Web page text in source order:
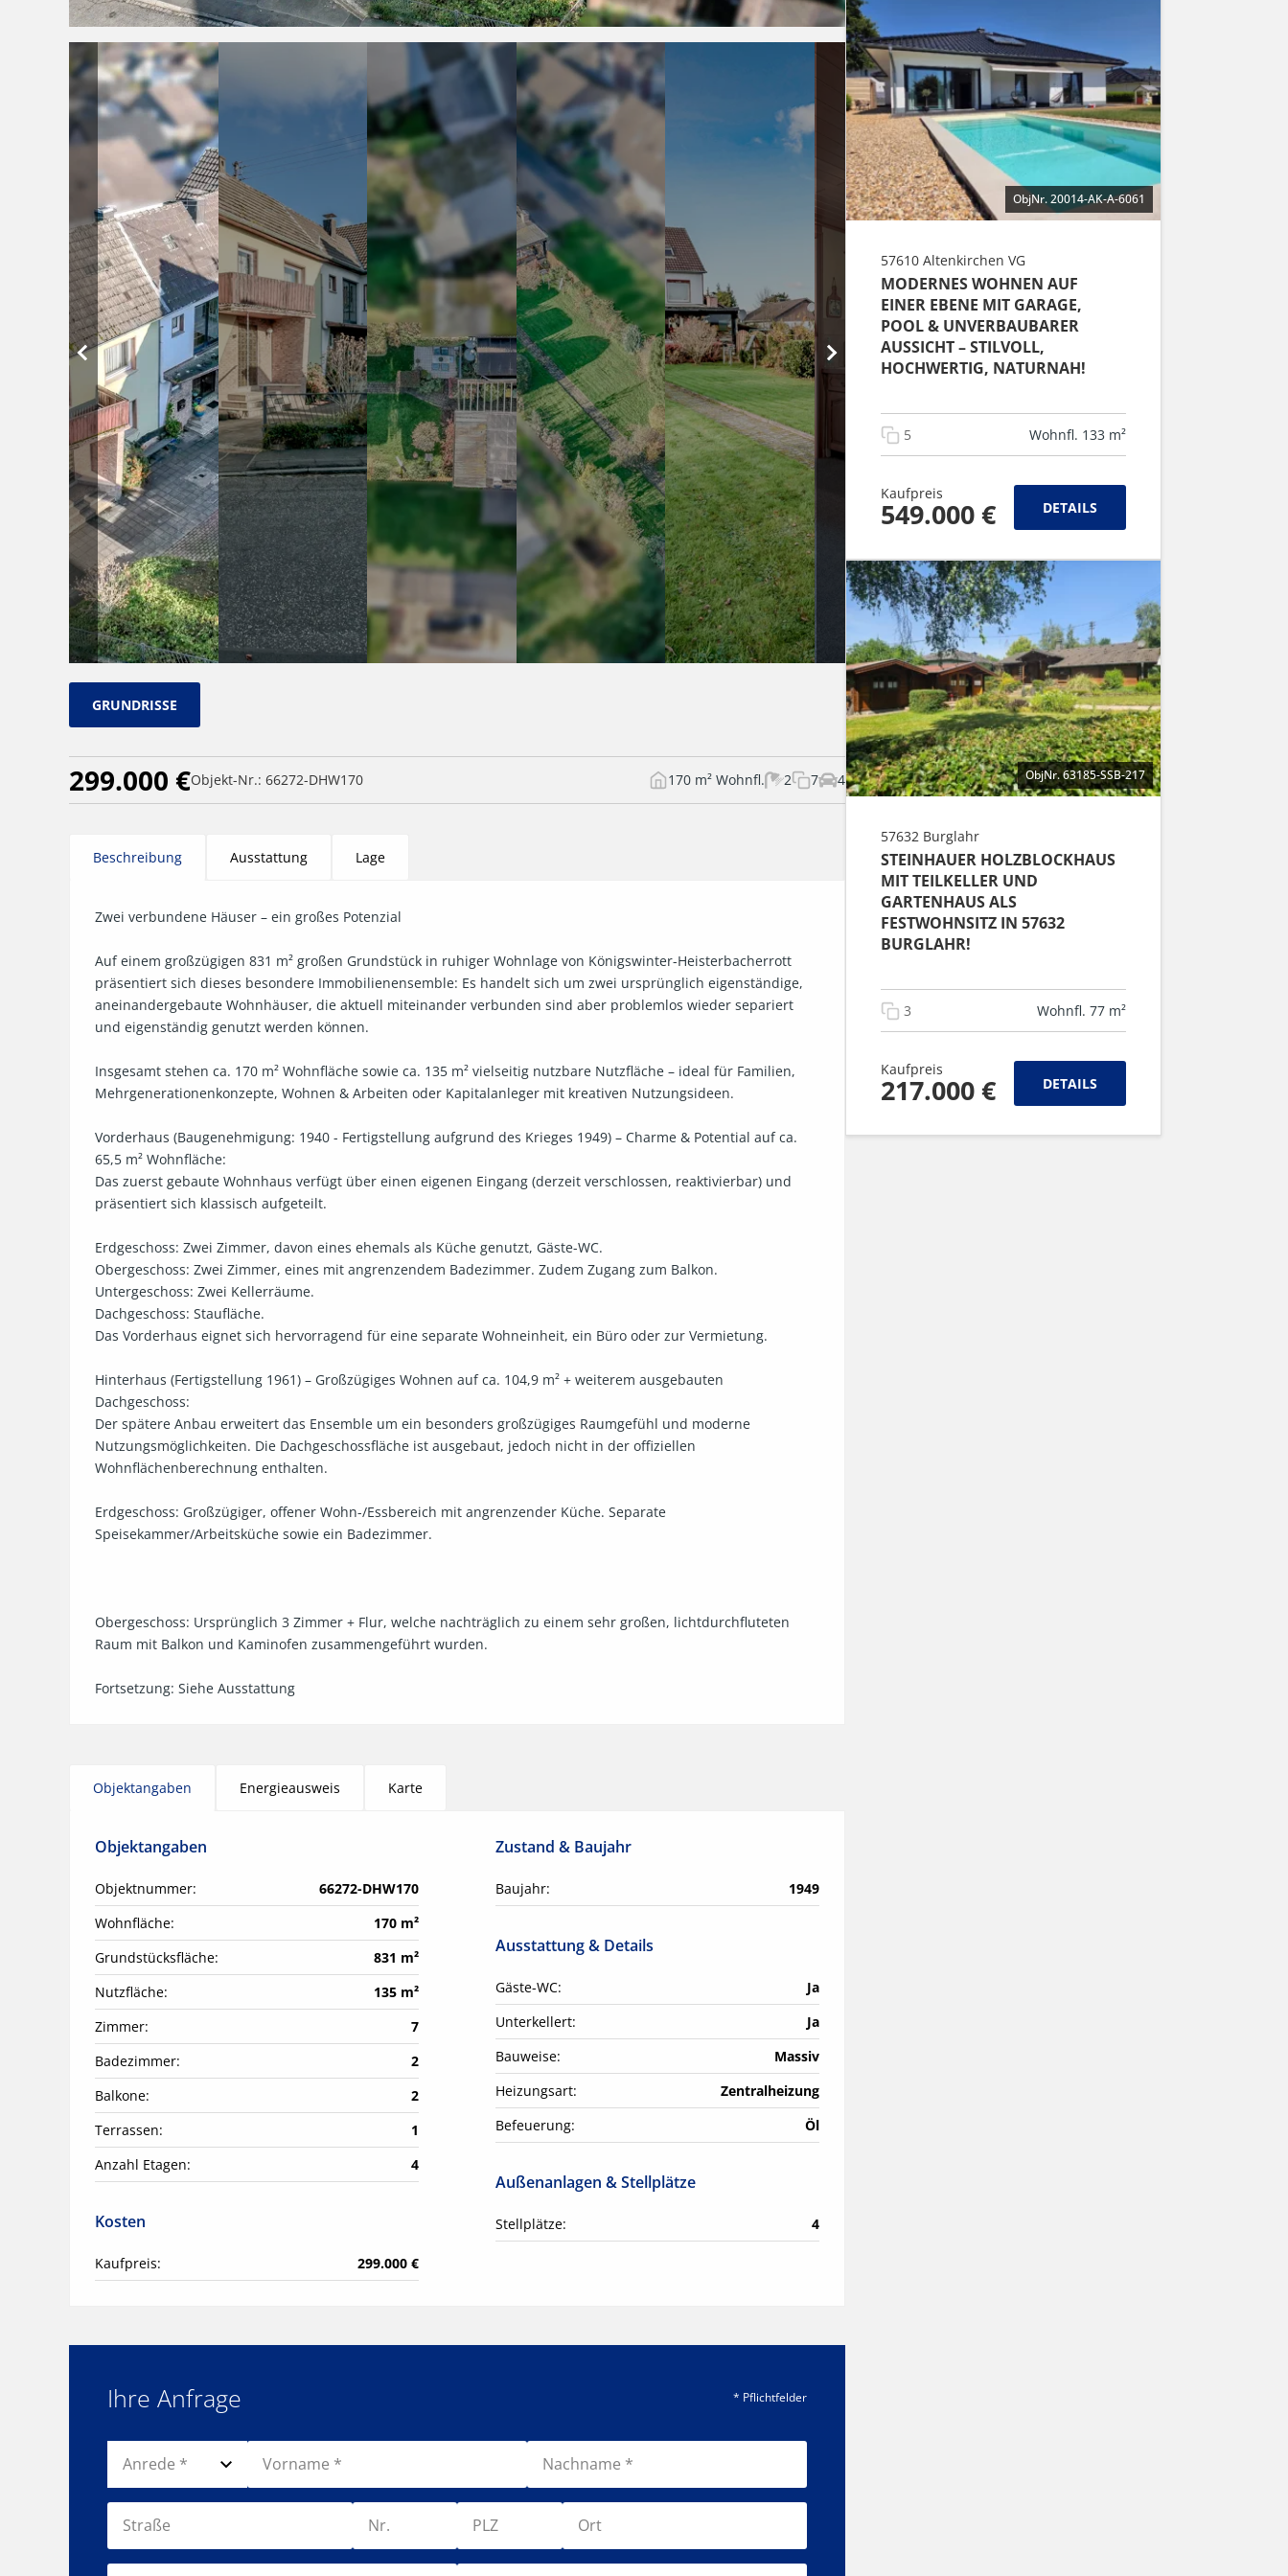
GRUNDRISSE
299.000 €Objekt-Nr.: 66272-DHW170 170 m² Wohnfl. 2 7 4
Beschreibung Ausstattung Lage
Zwei verbundene Häuser – ein großes Potenzial
Auf einem großzügigen 831 m² großen Grundstück in ruhiger Wohnlage von Königswinter-Heisterbacherrott
präsentiert sich dieses besondere Immobilienensemble: Es handelt sich um zwei ursprünglich eigenständige,
aneinandergebaute Wohnhäuser, die aktuell miteinander verbunden sind aber problemlos wieder separiert
und eigenständig genutzt werden können.
Insgesamt stehen ca. 170 m² Wohnfläche sowie ca. 135 m² vielseitig nutzbare Nutzfläche – ideal für Familien,
Mehrgenerationenkonzepte, Wohnen & Arbeiten oder Kapitalanleger mit kreativen Nutzungsideen.
Vorderhaus (Baugenehmigung: 1940 - Fertigstellung aufgrund des Krieges 1949) – Charme & Potential auf ca.
65,5 m² Wohnfläche:
Das zuerst gebaute Wohnhaus verfügt über einen eigenen Eingang (derzeit verschlossen, reaktivierbar) und
präsentiert sich klassisch aufgeteilt.
Erdgeschoss: Zwei Zimmer, davon eines ehemals als Küche genutzt, Gäste-WC.
Obergeschoss: Zwei Zimmer, eines mit angrenzendem Badezimmer. Zudem Zugang zum Balkon.
Untergeschoss: Zwei Kellerräume.
Dachgeschoss: Staufläche.
Das Vorderhaus eignet sich hervorragend für eine separate Wohneinheit, ein Büro oder zur Vermietung.
Hinterhaus (Fertigstellung 1961) – Großzügiges Wohnen auf ca. 104,9 m² + weiterem ausgebauten
Dachgeschoss:
Der spätere Anbau erweitert das Ensemble um ein besonders großzügiges Raumgefühl und moderne
Nutzungsmöglichkeiten. Die Dachgeschossfläche ist ausgebaut, jedoch nicht in der offiziellen
Wohnflächenberechnung enthalten.
Erdgeschoss: Großzügiger, offener Wohn-/Essbereich mit angrenzender Küche. Separate
Speisekammer/Arbeitsküche sowie ein Badezimmer.
Obergeschoss: Ursprünglich 3 Zimmer + Flur, welche nachträglich zu einem sehr großen, lichtdurchfluteten
Raum mit Balkon und Kaminofen zusammengeführt wurden.
Fortsetzung: Siehe Ausstattung
Objektangaben Energieausweis Karte
Objektangaben
Objektnummer:
66272-DHW170
Wohnfläche:
170 m²
Grundstücksfläche:
831 m²
Nutzfläche:
135 m²
Zimmer:
7
Badezimmer:
2
Balkone:
2
Terrassen:
1
Anzahl Etagen:
4
Kosten
Kaufpreis: 299.000 €
Zustand & Baujahr
Baujahr: 1949
Ausstattung & Details
Gäste-WC:
Ja
Unterkellert:
Ja
Bauweise:
Massiv
Heizungsart:
Zentralheizung
Befeuerung:
Öl
Außenanlagen & Stellplätze
Stellplätze: 4
Ihre Anfrage * Pflichtfelder
ObjNr. 20014-AK-A-6061
57610 Altenkirchen VG
MODERNES WOHNEN AUF
EINER EBENE MIT GARAGE,
POOL & UNVERBAUBARER
AUSSICHT – STILVOLL,
HOCHWERTIG, NATURNAH!
5 Wohnfl. 133 m²
Kaufpreis
549.000 € DETAILS
ObjNr. 63185-SSB-217
57632 Burglahr
STEINHAUER HOLZBLOCKHAUS
MIT TEILKELLER UND
GARTENHAUS ALS
FESTWOHNSITZ IN 57632
BURGLAHR!
3 Wohnfl. 77 m²
Kaufpreis
217.000 € DETAILS